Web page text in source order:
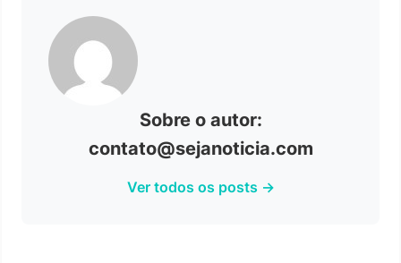
Sobre o autor:
contato@sejanoticia.com
Ver todos os posts →